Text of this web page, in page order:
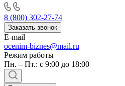
8 (800) 302-27-74
Заказать звонок
E-mail
ocenim-biznes@mail.ru
Режим работы
Пн. – Пт.: с 9:00 до 18:00